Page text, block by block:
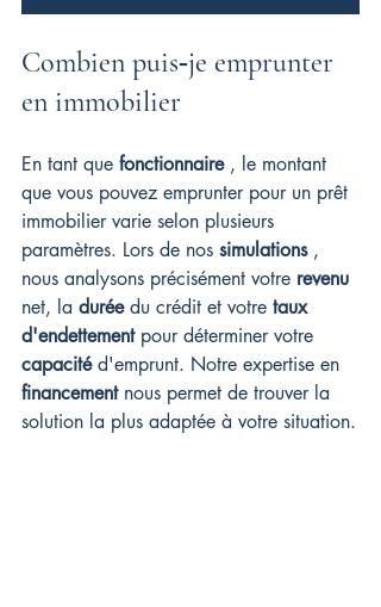
Combien puis‑je emprunter
en immobilier
En tant que fonctionnaire , le montant
que vous pouvez emprunter pour un prêt
immobilier varie selon plusieurs
paramètres. Lors de nos simulations ,
nous analysons précisément votre revenu
net, la durée du crédit et votre taux
d'endettement pour déterminer votre
capacité d'emprunt. Notre expertise en
financement nous permet de trouver la
solution la plus adaptée à votre situation.